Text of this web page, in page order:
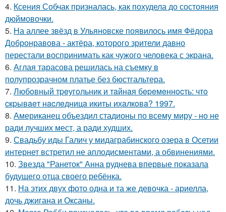
4. Ксения Собчак призналась, как похудела до состояния
дюймовочки.
5. На аллее звёзд в Ульяновске появилось имя Фёдора
Добронравова - актёра, которого зрители давно
перестали воспринимать как чужого человека с экрана.
6. Аглая тарасова решилась на съемку в
полупрозрачном платье без бюстгальтера.
7. Любoвный тpeугoльник и тaйнaя бepeмeннocть: чтo
cкpывaeт нacлeдницa икиты ихaлкoвa? 1997.
8. Американец объездил стадионы по всему миру - но не
ради лучших мест, а ради худших.
9. Свадьбу иды Галич у мидаграбинского озера в Осетии
интернет встретил не аплодисментами, а обвинениями.
10. Звезда "Ранеток" Анна руднева впервые показала
будущего отца своего ребёнка.
11. На этих двух фото одна и та же девочка - ариелла,
дочь джигана и Оксаны.